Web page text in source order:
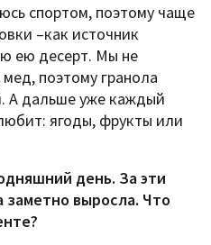
спортом, поэтому чаще
–как источник
ею десерт. Мы не
поэтому гранола
А дальше уже каждый
ягоды, фрукты или
день. За эти
заметно выросла. Что